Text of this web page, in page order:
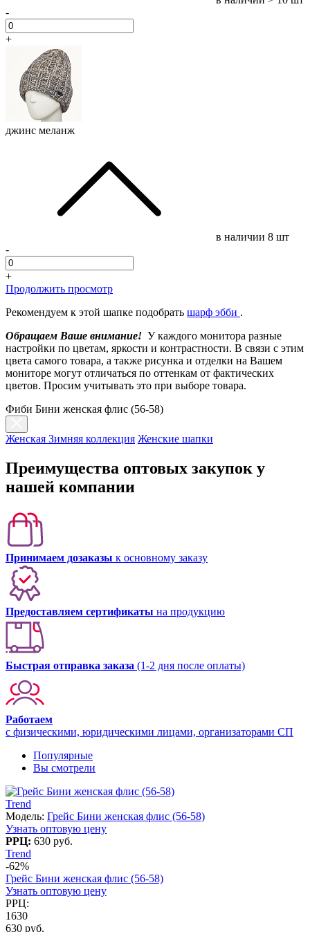
-
+
джинс меланж
в наличии 8 шт
-
+
Продолжить просмотр
Рекомендуем к этой шапке подобрать шарф эбби .
Обращаем Ваше внимание! У каждого монитора разные
настройки по цветам, яркости и контрастности. В связи с этим
цвета самого товара, а также рисунка и отделки на Вашем
мониторе могут отличаться по оттенкам от фактических
цветов. Просим учитывать это при выборе товара.
Фиби Бини женская флис (56-58)
Женская Зимняя коллекция Женские шапки
Преимущества оптовых закупок у
нашей компании
Принимаем дозаказы к основному заказу
Предоставляем сертификаты на продукцию
Быстрая отправка заказа (1-2 дня после оплаты)
Работаем
с физическими, юридическими лицами, организаторами СП
Популярные
Вы смотрели
Trend
Модель: Грейс Бини женская флис (56-58)
Узнать оптовую цену
РРЦ: 630 руб.
Trend
-62%
Грейс Бини женская флис (56-58)
Узнать оптовую цену
РРЦ:
1630
630 руб.